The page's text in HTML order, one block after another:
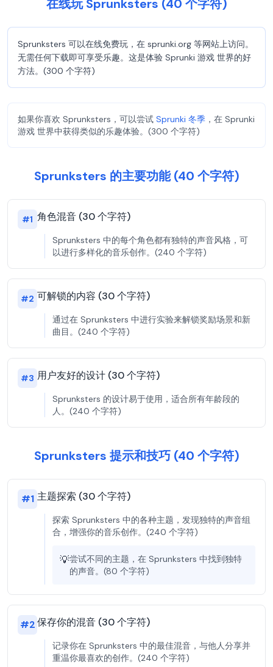
在线玩 Sprunksters (40 个字符)
Sprunksters 可以在线免费玩，在 sprunki.org 等网站上访问。
无需任何下载即可享受乐趣。这是体验 Sprunki 游戏 世界的好
方法。(300 个字符)
如果你喜欢 Sprunksters，可以尝试 Sprunki 冬季 ，在 Sprunki
游戏 世界中获得类似的乐趣体验。(300 个字符)
Sprunksters 的主要功能 (40 个字符)
#1 角色混音 (30 个字符)
Sprunksters 中的每个角色都有独特的声音风格，可
以进行多样化的音乐创作。(240 个字符)
#2 可解锁的内容 (30 个字符)
通过在 Sprunksters 中进行实验来解锁奖励场景和新
曲目。(240 个字符)
#3 用户友好的设计 (30 个字符)
Sprunksters 的设计易于使用，适合所有年龄段的
人。(240 个字符)
Sprunksters 提示和技巧 (40 个字符)
#1 主题探索 (30 个字符)
探索 Sprunksters 中的各种主题，发现独特的声音组
合，增强你的音乐创作。(240 个字符)
💡尝试不同的主题，在 Sprunksters 中找到独特
的声音。(80 个字符)
#2保存你的混音 (30 个字符)
记录你在 Sprunksters 中的最佳混音，与他人分享并
重温你最喜欢的创作。(240 个字符)